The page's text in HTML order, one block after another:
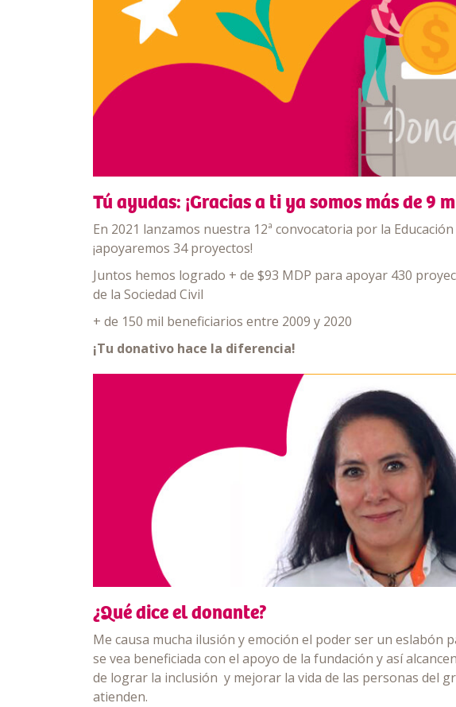
Tú ayudas: ¡Gracias a ti ya somos más de 9
En 2021 lanzamos nuestra 12ª convocatoria por la
¡apoyaremos 34 proyectos!
Juntos hemos logrado + de $93 MDP para apoyar 430
de la Sociedad Civil
+ de 150 mil beneficiarios entre 2009 y 2020
¡Tu donativo hace la diferencia!
¿Qué diceel donante?
Me causa mucha ilusión y emoción el poder ser un eslabón
se vea beneficiada con el apoyo de la fundación y así
de lograr la inclusión y mejorar la vida de las personas del
atienden.